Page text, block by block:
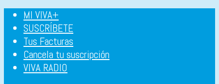
MI VIVA+
SUSCRÍBETE
Tus Facturas
Cancela tu suscripción
VIVA RADIO